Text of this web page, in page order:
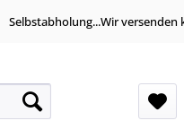
Selbstabholung...Wir